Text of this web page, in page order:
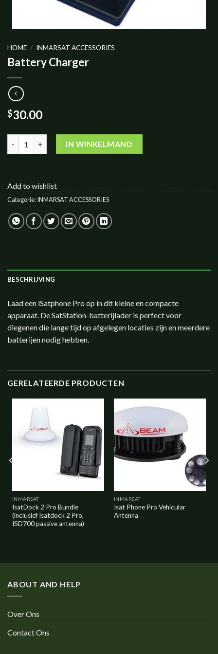
HOME / INMARSAT ACCESSORIES
Battery Charger
$30.00
Battery Charger aantalIN WINKELMAND
Add to wishlist
Categorie:INMARSAT ACCESSORIES
BESCHRIJVING
Laad een iSatphone Pro op in dit kleine en compacte
apparaat. De SatStation-batterijlader is perfect voor
diegenen die lange tijd op afgelegen locaties zijn en meerdere
batterijen nodig hebben.
GERELATEERDE PRODUCTEN
wishlist
INMARSAT
IsatDock 2 Pro Bundle
(inclusief Isatdock 2 Pro,
ISD700 passive antenna)
Add to
wishlist
INMARSAT
Isat Phone Pro Vehicular
Antenna
ABOUT AND HELP
Over Ons
Contact Ons